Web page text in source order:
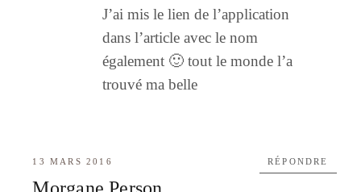
J’ai mis le lien de l’application
dans l’article avec le nom
également 🙂 tout le monde l’a
trouvé ma belle
13 MARS 2016 RÉPONDRE